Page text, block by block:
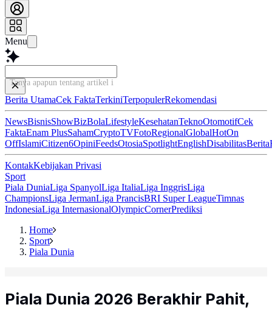
Menu
Tanya apapun tentang artikel ini...
Berita UtamaCek FaktaTerkiniTerpopulerRekomendasi
NewsBisnisShowBizBolaLifestyleKesehatanTeknoOtomotifCek
FaktaEnam PlusSahamCryptoTVFotoRegionalGlobalHotOn
OffIslamiCitizen6OpiniFeedsOtosiaSpotlightEnglishDisabilitasBerita
KontakKebijakan Privasi
Sport
Piala DuniaLiga SpanyolLiga ItaliaLiga InggrisLiga
ChampionsLiga JermanLiga PrancisBRI Super LeagueTimnas
IndonesiaLiga InternasionalOlympicCornerPrediksi
Home
Sport
Piala Dunia
Piala Dunia 2026 Berakhir Pahit,